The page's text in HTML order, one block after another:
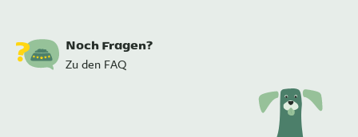
Noch Fragen?
Zu den FAQ